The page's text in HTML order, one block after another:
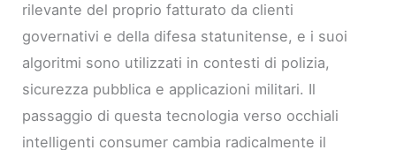
rilevante del proprio fatturato da clienti
governativi e della difesa statunitense, e i suoi
algoritmi sono utilizzati in contesti di polizia,
sicurezza pubblica e applicazioni militari. Il
passaggio di questa tecnologia verso occhiali
intelligenti consumer cambia radicalmente il